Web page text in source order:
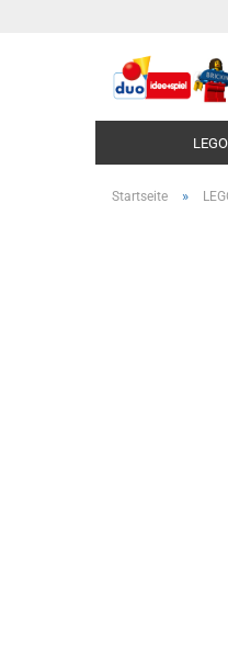
Startseite »